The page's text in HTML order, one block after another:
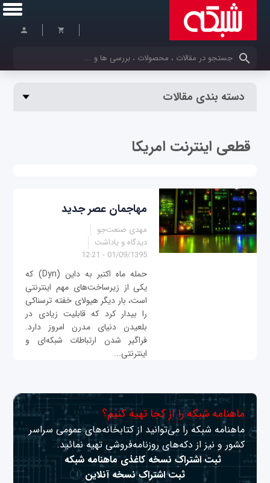
کلمات کلیدی خود را وارد کنید
دسته بندی مقالات
قطعی اینترنت امریکا
مهاجمان عصر جدید
مهدی صنعت‌جو
دیدگاه و یاداشت
01/09/1395 - 12:21
حمله ماه اکتبر به داین (Dyn) که
یکی از زیرساخت‌های مهم اینترنتی
است، بار دیگر هیولای خفته ترسناکی
را بیدار کرد که قابلیت زیادی در
بلعیدن دنیای مدرن امروز دارد.
فراگیر شدن ارتباطات شبکه‌ای و
اینترنتی...
ماهنامه شبکه را از کجا تهیه کنیم؟
ماهنامه شبکه را می‌توانید از کتابخانه‌های عمومی سراسر
کشور و نیز از دکه‌های روزنامه‌فروشی تهیه نمائید.
ثبت اشتراک نسخه کاغذی ماهنامه شبکه
ثبت اشتراک نسخه آنلاین